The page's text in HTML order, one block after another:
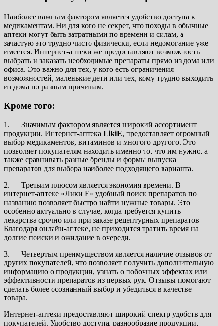
Наиболее важным фактором является удобство доступа к
медикаментам. Ни для кого не секрет, что походы в обычные
аптеки могут быть затратными по времени и силам, а
зачастую это трудно чисто физически, если недомогание уже
имеется. Интернет-аптеки же предоставляют возможность
выбрать и заказать необходимые препараты прямо из дома или
офиса. Это важно для тех, у кого есть ограничения
возможностей, маленькие дети или тех, кому трудно выходить
из дома по разным причинам.
Кроме того:
1. Значимым фактором является широкий ассортимент
продукции. Интернет-аптека LikiE, предоставляет огромный
выбор медикаментов, витаминов и многого другого. Это
позволяет покупателям находить именно то, что им нужно, а
также сравнивать разные бренды и формы выпуска
препаратов для выбора наиболее подходящего варианта.
2. Третьим плюсом является экономия времени. В
интернет-аптеке «Лики Е» удобный поиск препаратов по
названию позволяет быстро найти нужные товары. Это
особенно актуально в случае, когда требуется купить
лекарства срочно или при заказе рецептурных препаратов.
Благодаря онлайн-аптеке, не приходится тратить время на
долгие поиски и ожидание в очереди.
3. Четвертым преимуществом является наличие отзывов от
других покупателей, что позволяет получить дополнительную
информацию о продукции, узнать о побочных эффектах или
эффективности препаратов из первых рук. Отзывы помогают
сделать более осознанный выбор и убедиться в качестве
товара.
Интернет-аптеки предоставляют широкий спектр удобств для
покупателей. Удобство доступа, разнообразие продукции,